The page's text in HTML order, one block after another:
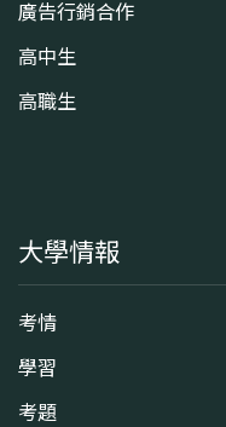
廣告行銷合作
高中生
高職生
大學情報
考情
學習
考題